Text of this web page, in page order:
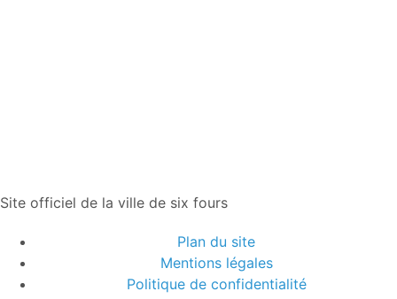
Site officiel de la ville de six fours
Plan du site
Mentions légales
Politique de confidentialité